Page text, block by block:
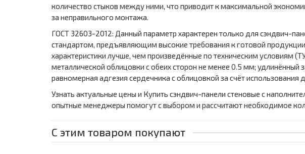
количество стыков между ними, что приводит к максимальной
за неправильного монтажа.
ГОСТ 32603-2012: Данный параметр характерен только для сэндвич-
стандартом, предъявляющим высокие требования к готовой
характеристики лучше, чем произведённые по техническим условиям
металлической облицовки с обеих сторон не менее 0.5 мм;
равномерная адгезия сердечника с облицовкой за счёт
Узнать актуальные цены и Купить сэндвич-панели стеновые с
опытные менеджеры помогут с выбором и рассчитают необходимое
С этим товаром покупают